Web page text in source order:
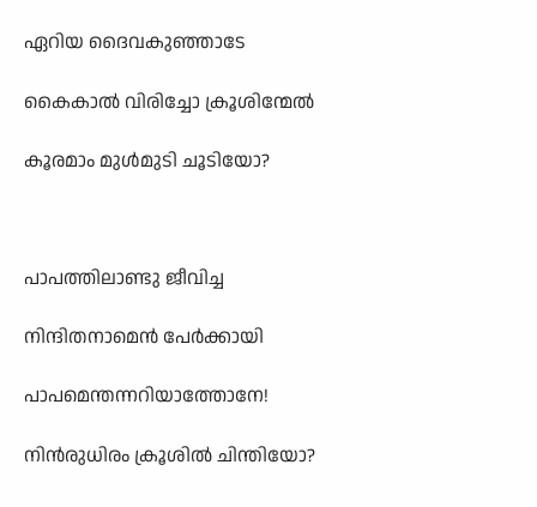
ഏറിയ ദൈവകുഞ്ഞാടേ
കൈകാൽ വിരിച്ചോ ക്രൂശിന്മേൽ
കൂരമാം മുൾമുടി ചൂടിയോ?
പാപത്തിലാണ്ടു ജീവിച്ച
നിന്ദിതനാമെൻ പേർക്കായി
പാപമെന്തന്നറിയാത്തോനേ!
നിൻരുധിരം ക്രൂശിൽ ചിന്തിയോ?